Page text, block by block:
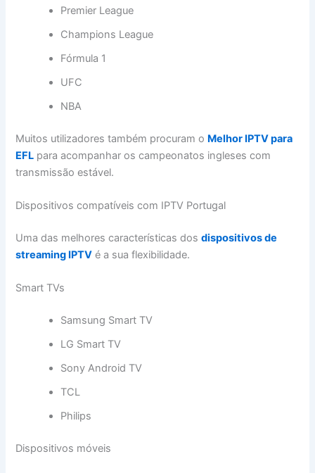
Premier League
Champions League
Fórmula 1
UFC
NBA
Muitos utilizadores também procuram o Melhor IPTV para
EFL para acompanhar os campeonatos ingleses com
transmissão estável.
Dispositivos compatíveis com IPTV Portugal
Uma das melhores características dosdispositivos de
streaming IPTV é a sua flexibilidade.
Smart TVs
Samsung Smart TV
LG Smart TV
Sony Android TV
TCL
Philips
Dispositivos móveis